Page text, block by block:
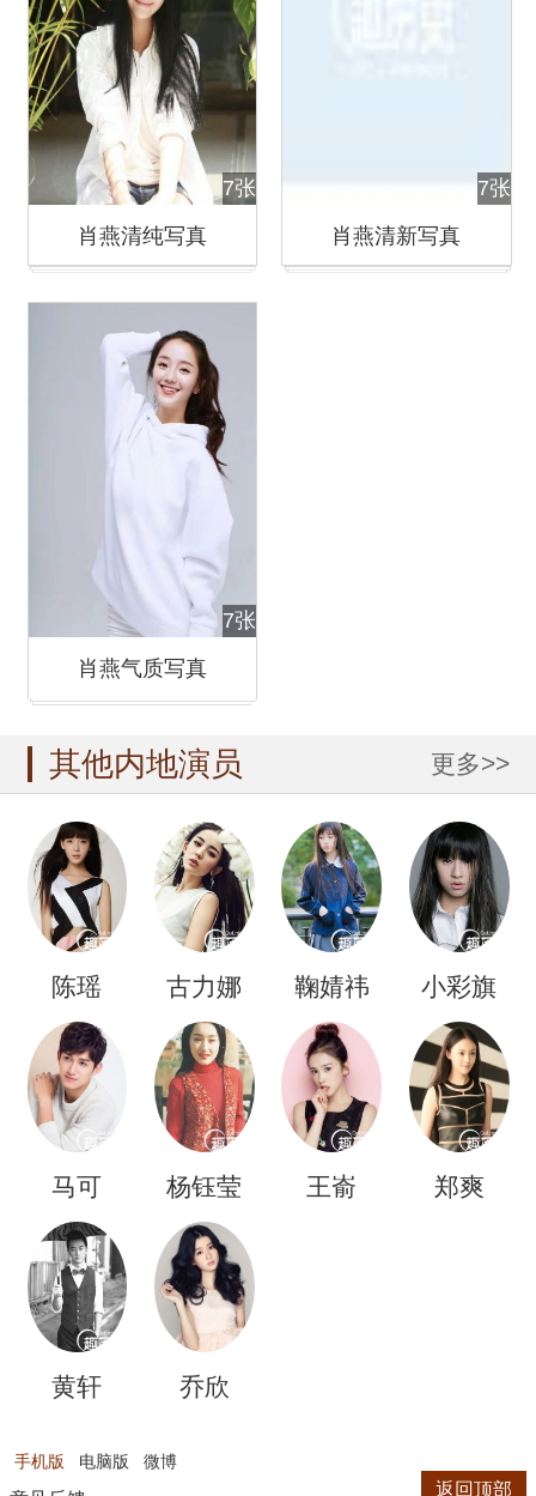
7张
肖燕清纯写真
7张
肖燕清新写真
7张
肖燕气质写真
其他内地演员 更多>>
陈瑶 古力娜
扎
鞠婧祎 小彩旗
马可 杨钰莹 王嵛 郑爽
黄轩 乔欣
手机版 电脑版 微博
返回顶部